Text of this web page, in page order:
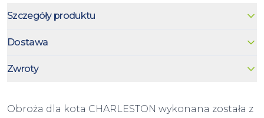
Szczegóły produktu
Dostawa
Zwroty
Obroża dla kota CHARLESTON wykonana została z